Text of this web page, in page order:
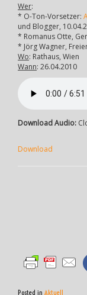
Wer:
* O-Ton-Vorsetzer:
und Blogger,
* Romanus Otte,
* Jörg Wagner,
Wo: Rathaus, Wien
Wann: 26.04.2010
Download Audio:
Download
Posted in Aktuell